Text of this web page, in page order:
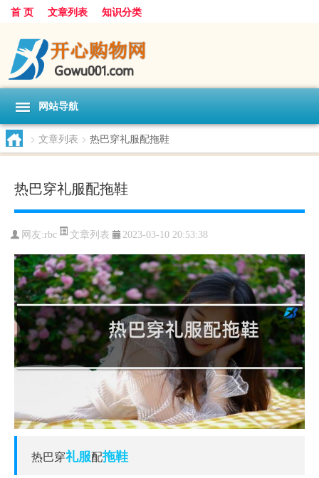
首 页 文章列表 知识分类
网站导航
> 文章列表 > 热巴穿礼服配拖鞋
热巴穿礼服配拖鞋
网友:rbc 文章列表 2023-03-10 20:53:38
热巴穿礼服配拖鞋